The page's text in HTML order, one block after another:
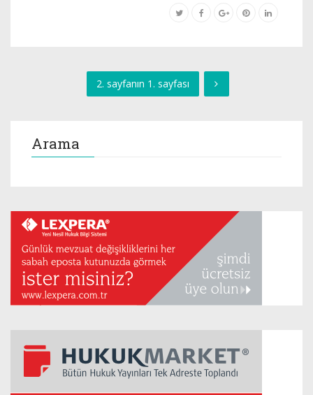
2. sayfanın 1. sayfası
Arama